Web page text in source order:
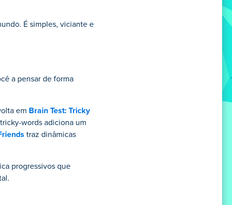
É simples, viciante e
a pensar de forma
em Brain Test: Tricky
words adiciona um
traz dinâmicas
progressivos que